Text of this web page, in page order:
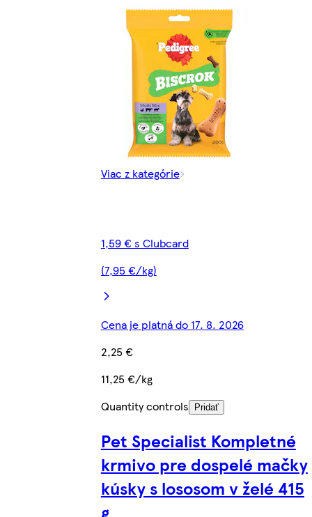
Viac z kategórie
1,59 € s Clubcard
(7,95 €/kg)
Cena je platná do 17. 8. 2026
2,25 €
11,25 €/kg
Quantity controls
Pridať
Pet Specialist Kompletné
krmivo pre dospelé mačky
kúsky s lososom v želé 415
g